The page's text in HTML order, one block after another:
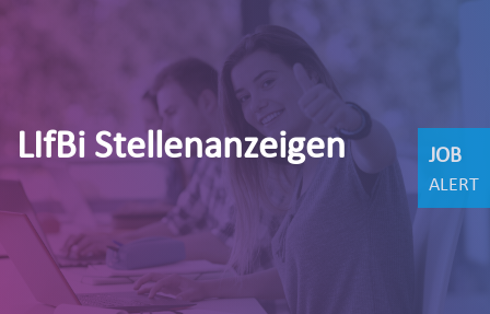
LIfBi Stellenanzeigen JOB
ALERT